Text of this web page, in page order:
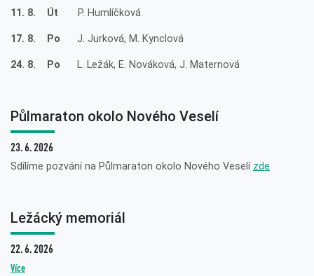
11. 8. Út P. Humlíčková
17. 8. Po J. Jurková, M. Kynclová
24. 8. Po L. Ležák, E. Nováková, J. Maternová
Půlmaraton okolo Nového Veselí
23. 6. 2026
Sdílíme pozvání na Půlmaraton okolo Nového Veselí zde
Ležácký memoriál
22. 6. 2026
Více